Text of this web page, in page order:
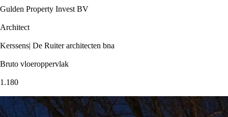
Gulden Property Invest BV
Architect
Kerssens| De Ruiter architecten bna
Bruto vloeroppervlak
1.180